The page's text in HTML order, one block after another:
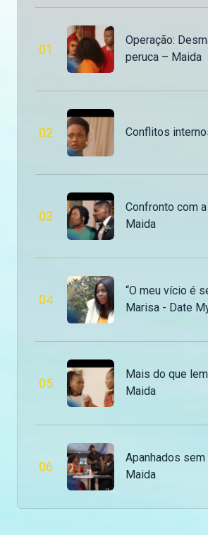
01
Operação:
peruca – Maida
02 Conflitos
03
Confronto com
Maida
04
“O meu vício é
Marisa - Date
05
Mais do que
Maida
06
Apanhados sem
Maida